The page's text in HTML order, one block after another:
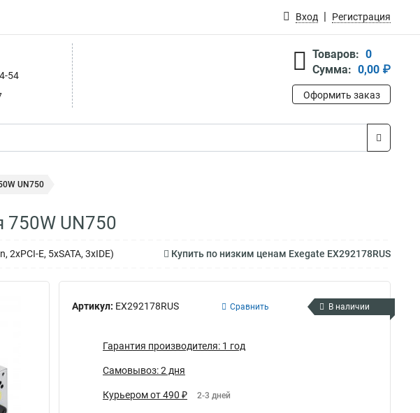
Вход Регистрация
54
Товаров: 0
Сумма: 0,00 ₽
Оформить заказ
UN750
750W UN750
2xPCI-E, 5xSATA, 3xIDE) Купить по низким ценам Exegate EX292178RUS
Артикул: EX292178RUS Сравнить В наличии
Гарантия производителя: 1 год
Самовывоз: 2 дня
Курьером от 490 ₽ 2-3 дней